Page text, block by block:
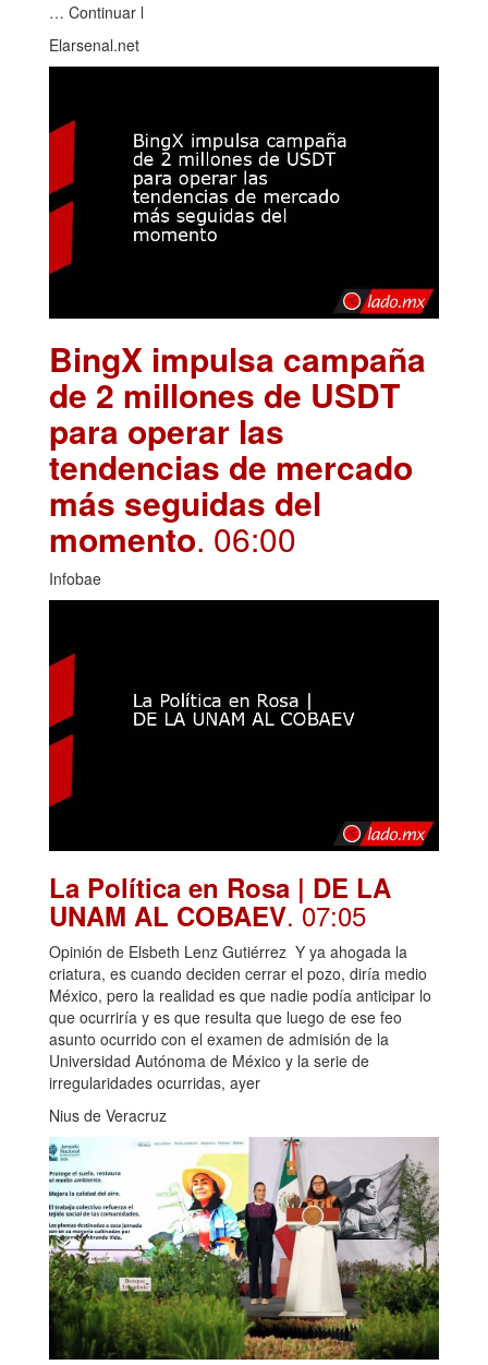
… Continuar l
Elarsenal.net
BingX impulsa campaña
de 2 millones de USDT
para operar las
tendencias de mercado
más seguidas del
momento. 06:00
Infobae
La Política en Rosa | DE LA
UNAM AL COBAEV. 07:05
Opinión de Elsbeth Lenz Gutiérrez Y ya ahogada la
criatura, es cuando deciden cerrar el pozo, diría medio
México, pero la realidad es que nadie podía anticipar lo
que ocurriría y es que resulta que luego de ese feo
asunto ocurrido con el examen de admisión de la
Universidad Autónoma de México y la serie de
irregularidades ocurridas, ayer
Nius de Veracruz